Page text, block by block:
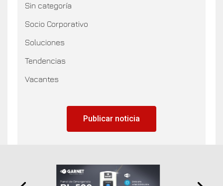
Sin categoría
Socio Corporativo
Soluciones
Tendencias
Vacantes
Publicar noticia